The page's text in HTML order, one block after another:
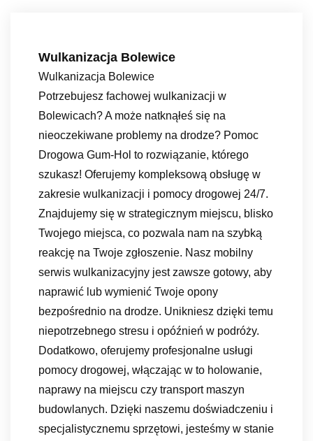
Wulkanizacja Bolewice
Wulkanizacja Bolewice
Potrzebujesz fachowej wulkanizacji w
Bolewicach? A może natknąłeś się na
nieoczekiwane problemy na drodze? Pomoc
Drogowa Gum-Hol to rozwiązanie, którego
szukasz! Oferujemy kompleksową obsługę w
zakresie wulkanizacji i pomocy drogowej 24/7.
Znajdujemy się w strategicznym miejscu, blisko
Twojego miejsca, co pozwala nam na szybką
reakcję na Twoje zgłoszenie. Nasz mobilny
serwis wulkanizacyjny jest zawsze gotowy, aby
naprawić lub wymienić Twoje opony
bezpośrednio na drodze. Unikniesz dzięki temu
niepotrzebnego stresu i opóźnień w podróży.
Dodatkowo, oferujemy profesjonalne usługi
pomocy drogowej, włączając w to holowanie,
naprawy na miejscu czy transport maszyn
budowlanych. Dzięki naszemu doświadczeniu i
specjalistycznemu sprzętowi, jesteśmy w stanie